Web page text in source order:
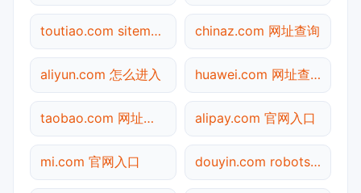
toutiao.com sitemap.xml检测 chinaz.com 网址查询
aliyun.com 怎么进入 huawei.com 网址查询
taobao.com 网址查询 alipay.com 官网入口
mi.com 官网入口 douyin.com robots.txt检测